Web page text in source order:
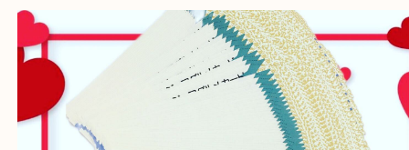
公開日:2023/02/04 最終更新日:2025/07/14
ジェフグルメギフトカード 買取（
N/A N/A N/A ）
全て
ジェフグルメカード 灘区